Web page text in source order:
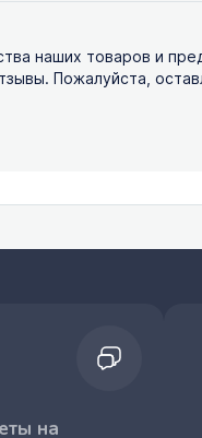
наших товаров и
Пожалуйста,
на